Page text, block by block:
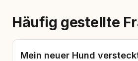
Häufig gestellte
Mein neuer Hund